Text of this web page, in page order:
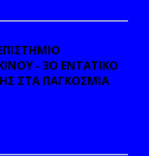
- 3O EΝΤΑΤΙΚΟ
ΣΤΑ ΠΑΓΚΟΣΜΙΑ